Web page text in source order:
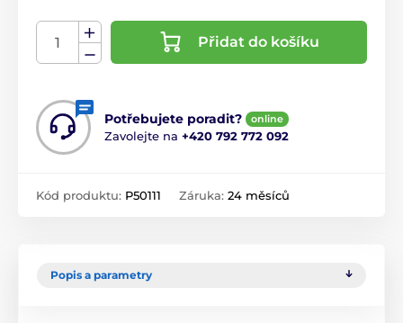
Přidat do košíku
Potřebujete poradit? online
Zavolejte na +420 792 772 092
Kód produktu: P50111 Záruka: 24 měsíců
Popis a parametry